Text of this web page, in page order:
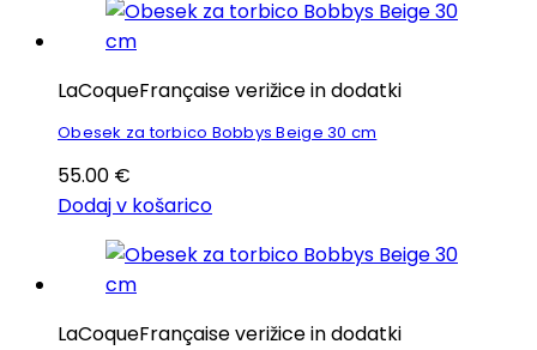
LaCoqueFrançaise verižice in dodatki
Obesek za torbico Bobbys Beige 30 cm
55.00 €
Dodaj v košarico
LaCoqueFrançaise verižice in dodatki